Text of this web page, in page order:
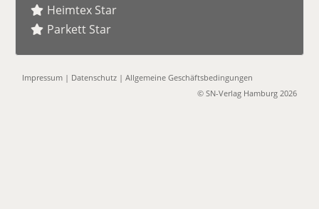
Heimtex Star
Parkett Star
Impressum | Datenschutz |Allgemeine Geschäftsbedingungen
© SN-Verlag Hamburg 2026